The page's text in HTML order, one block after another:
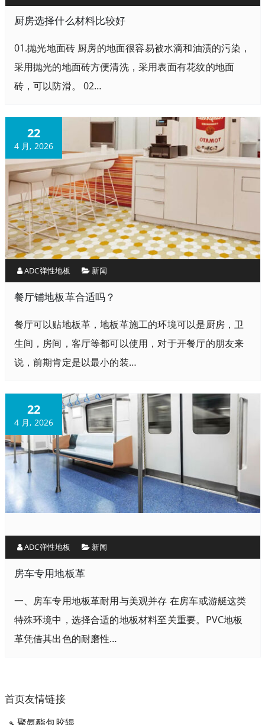
厨房选择什么材料比较好
01.抛光地面砖 厨房的地面很容易被水滴和油渍的污染，
采用抛光的地面砖方便清洗，采用表面有花纹的地面
砖，可以防滑。 02…
22
4 月, 2026
ADC弹性地板 新闻
餐厅铺地板革合适吗？
餐厅可以贴地板革，地板革施工的环境可以是厨房，卫
生间，房间，客厅等都可以使用，对于开餐厅的朋友来
说，前期肯定是以最小的装…
22
4 月, 2026
ADC弹性地板 新闻
房车专用地板革
一、房车专用地板革耐用与美观并存 在房车或游艇这类
特殊环境中，选择合适的地板材料至关重要。PVC地板
革凭借其出色的耐磨性…
首页友情链接